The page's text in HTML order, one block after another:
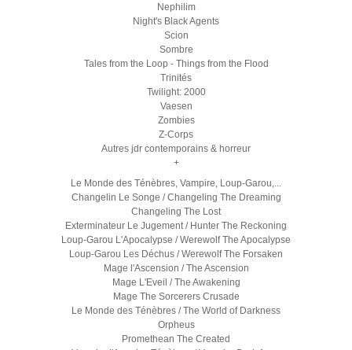
Nephilim
Night's Black Agents
Scion
Sombre
Tales from the Loop - Things from the Flood
Trinités
Twilight: 2000
Vaesen
Zombies
Z-Corps
Autres jdr contemporains & horreur
+
Le Monde des Ténèbres, Vampire, Loup-Garou,...
Changelin Le Songe / Changeling The Dreaming
Changeling The Lost
Exterminateur Le Jugement / Hunter The Reckoning
Loup-Garou L'Apocalypse / Werewolf The Apocalypse
Loup-Garou Les Déchus / Werewolf The Forsaken
Mage l'Ascension / The Ascension
Mage L'Eveil / The Awakening
Mage The Sorcerers Crusade
Le Monde des Ténèbres / The World of Darkness
Orpheus
Promethean The Created